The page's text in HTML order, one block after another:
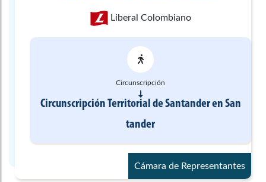
Liberal Colombiano
Circunscripción
Circunscripción Territorial de SantanderenSan
tander
Cámara de Representantes